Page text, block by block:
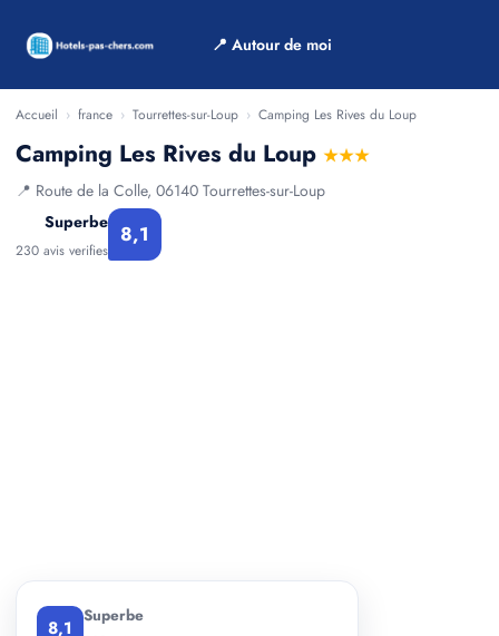
📍 Autour de moi
Accueil › france › Tourrettes-sur-Loup › Camping Les Rives du Loup
Camping Les Rives du Loup ★★★
📍 Route de la Colle, 06140 Tourrettes-sur-Loup
Superbe
230 avis verifies
8,1
8,1 Superbe